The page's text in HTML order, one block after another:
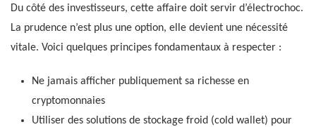
Du côté des investisseurs, cette affaire doit servir d’électrochoc.
La prudence n’est plus une option, elle devient une nécessité
vitale. Voici quelques principes fondamentaux à respecter :
Ne jamais afficher publiquement sa richesse en
cryptomonnaies
Utiliser des solutions de stockage froid (cold wallet) pour